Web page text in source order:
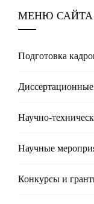
МЕНЮ САЙТА
Подготовка
Научно-
Научные
Конкурсы и